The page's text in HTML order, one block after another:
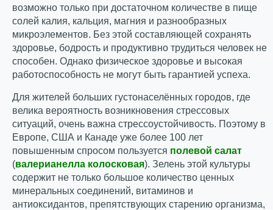
возможно только при достаточном количестве в пище
солей калия, кальция, магния и разнообразных
микроэлементов. Без этой составляющей сохранять
здоровье, бодрость и продуктивно трудиться человек не
способен. Однако физическое здоровье и высокая
работоспособность не могут быть гарантией успеха.
Для жителей больших густонаселённых городов, где
велика вероятность возникновения стрессовых
ситуаций, очень важна стрессоустойчивость. Поэтому в
Европе, США и Канаде уже более 100 лет
повышенным спросом пользуется полевой салат
(валерианелла колосковая). Зелень этой культуры
содержит не только большое количество ценных
минеральных соединений, витаминов и
антиоксидантов, препятствующих старению организма,